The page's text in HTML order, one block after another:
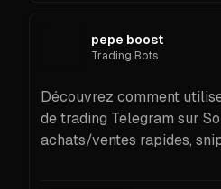
pepe boost
Trading Bots
Découvrez comment
de trading Telegram sur
achats/ventes rapides,